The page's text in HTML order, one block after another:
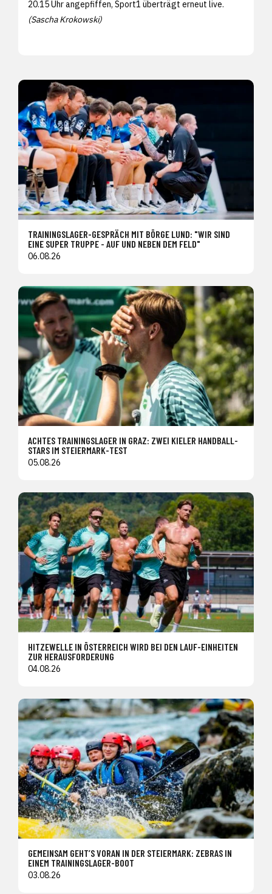
20.15 Uhr angepfiffen, Sport1 überträgt erneut live.
(Sascha Krokowski)
TRAININGSLAGER-GESPRÄCH MIT BÖRGE LUND: "WIR SIND
EINE SUPER TRUPPE - AUF UND NEBEN DEM FELD"
06.08.26
ACHTES TRAININGSLAGER IN GRAZ: ZWEI KIELER HANDBALL-
STARS IM STEIERMARK-TEST
05.08.26
HITZEWELLE IN ÖSTERREICH WIRD BEI DEN LAUF-EINHEITEN
ZUR HERAUSFORDERUNG
04.08.26
GEMEINSAM GEHT’S VORAN IN DER STEIERMARK: ZEBRAS IN
EINEM TRAININGSLAGER-BOOT
03.08.26